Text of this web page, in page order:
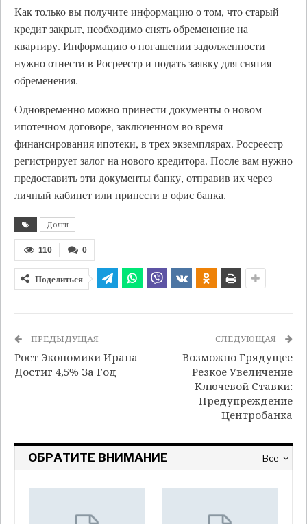
Как только вы получите информацию о том, что старый
кредит закрыт, необходимо снять обременение на
квартиру. Информацию о погашении задолженности
нужно отнести в Росреестр и подать заявку для снятия
обременения.
Одновременно можно принести документы о новом
ипотечном договоре, заключенном во время
финансирования ипотеки, в трех экземплярах. Росреестр
регистрирует залог на нового кредитора. После вам нужно
предоставить эти документы банку, отправив их через
личный кабинет или принести в офис банка.
Долги
0
110
Поделиться
ПРЕДЫДУЩАЯ
Рост Экономики Ирана
Достиг 4,5% За Год
СЛЕДУЮЩАЯ
Возможно Грядущее
Резкое Увеличение
Ключевой Ставки:
Предупреждение
Центробанка
Все
ОБРАТИТЕ ВНИМАНИЕ